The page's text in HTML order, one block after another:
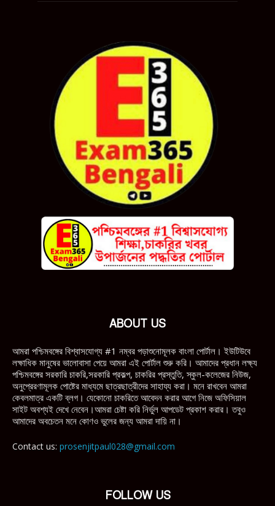
ABOUT US
আমরা পশ্চিমবঙ্গের বিশ্বাসযোগ্য #1 নম্বর পড়াশুনোমূলক বাংলা পোর্টাল। ইউটিউবে
লক্ষাধিক মানুষের ভালোবাসা পেয়ে আমরা এই পোর্টাল শুরু করি। আমাদের প্রধান লক্ষ্য
পশ্চিমবঙ্গের সরকারি চাকরি,সরকারি প্রকল্প, চাকরির প্রস্তুতি, স্কুল-কলেজের নিউজ,
অনুপ্রেরণামূলক পোষ্টের মাধ্যমে ছাত্রছাত্রীদের সাহায্য করা। মনে রাখবেন আমরা
কেবলমাত্র একটি ব্লগ। যেকোনো চাকরিতে আবেদন করার আগে নিজে অফিসিয়াল
সাইট অবশ্যই দেখে নেবেন।আমরা চেষ্টা করি নির্ভুল আপডেট প্রকাশ করার। তবুও
আমাদের অবচেতন মনে কোণও ভুলের জন্য আমরা দায়ি না।
Contact us: prosenjitpaul028@gmail.com
FOLLOW US